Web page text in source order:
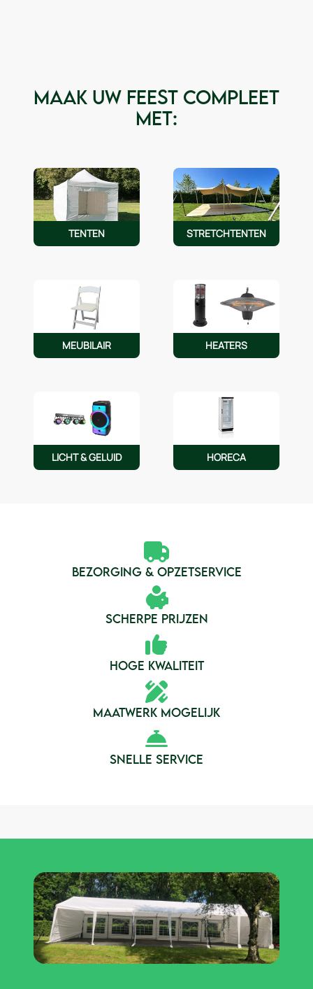
Maak uw feest compleet
met:
TENTEN STRETCHTENTEN
MEUBILAIR HEATERS
LICHT & GELUID HORECA
BEZORGING & OPZETSERVICE
SCHERPE PRIJZEN
HOGE KWALITEIT
MAATWERK MOGELIJK
SNELLE SERVICE